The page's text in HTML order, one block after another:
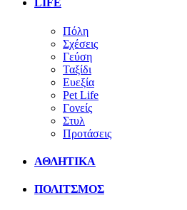
LIFE
Πόλη
Σχέσεις
Γεύση
Ταξίδι
Ευεξία
Pet Life
Γονείς
Στυλ
Προτάσεις
ΑΘΛΗΤΙΚΑ
ΠΟΛΙΤΣΜΟΣ